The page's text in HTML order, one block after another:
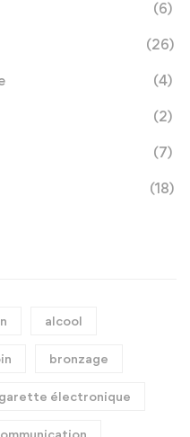
(6)
(26)
(4)
(2)
(7)
(18)
alcool
bronzage
électronique